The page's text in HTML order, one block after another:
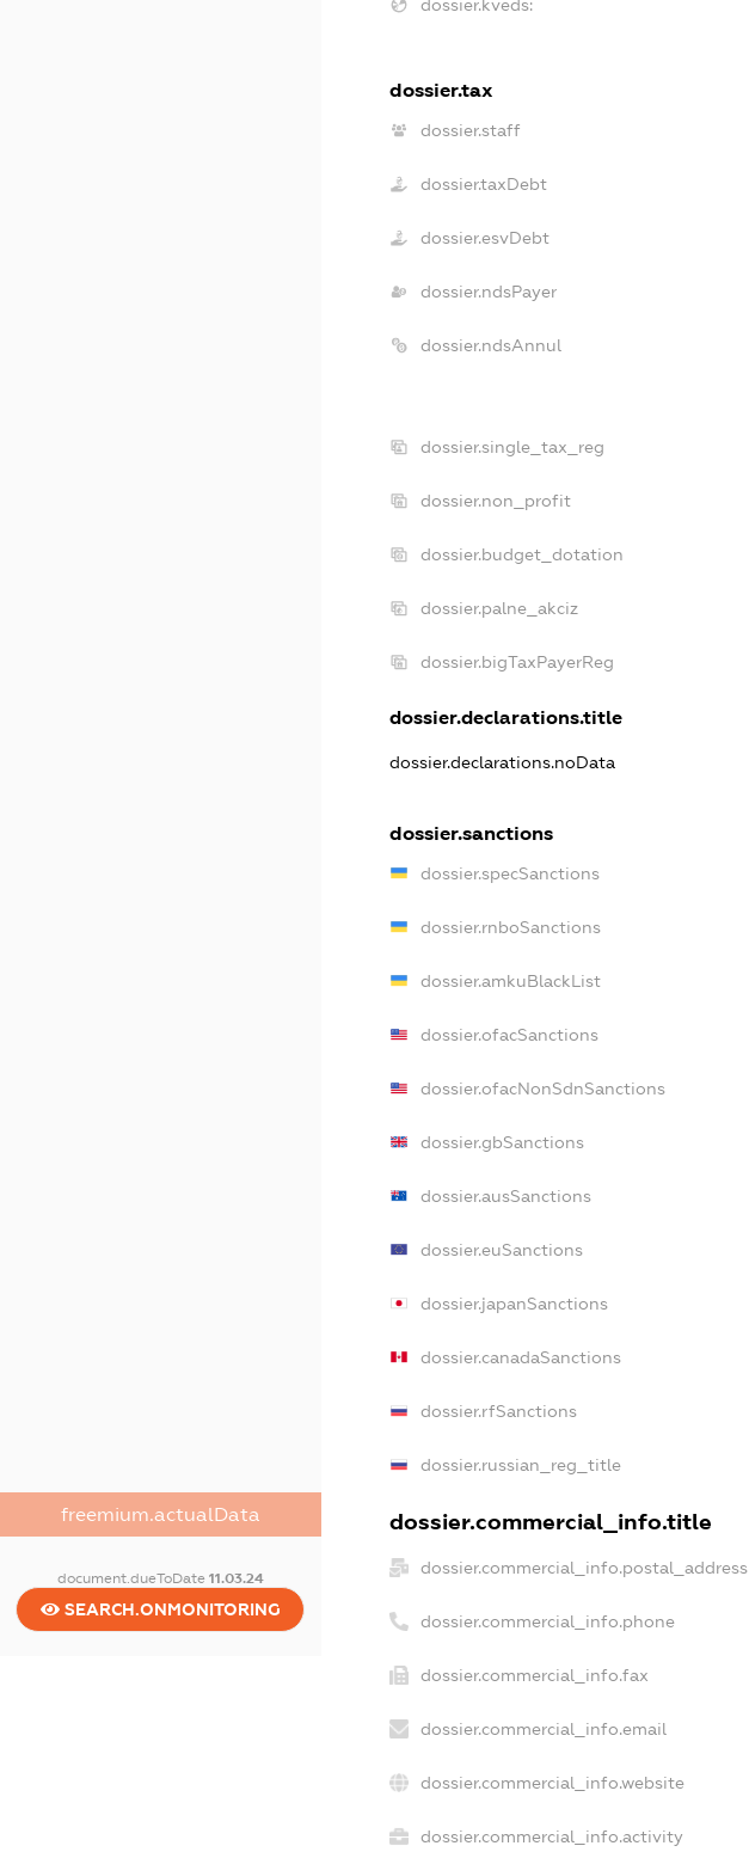
freemium.actualData
document.dueToDate 11.03.24
SEARCH.ONMONITORING
dossier.kveds:
dossier.tax
dossier.staff
dossier.taxDebt
dossier.esvDebt
dossier.ndsPayer
dossier.ndsAnnul
dossier.single_tax_reg
dossier.non_profit
dossier.budget_dotation
dossier.palne_akciz
dossier.bigTaxPayerReg
dossier.declarations.title
dossier.declarations.noData
dossier.sanctions
dossier.specSanctions
dossier.rnboSanctions
dossier.amkuBlackList
dossier.ofacSanctions
dossier.ofacNonSdnSanctions
dossier.gbSanctions
dossier.ausSanctions
dossier.euSanctions
dossier.japanSanctions
dossier.canadaSanctions
dossier.rfSanctions
dossier.russian_reg_title
dossier.commercial_info.title
dossier.commercial_info.postal_address
dossier.commercial_info.phone
dossier.commercial_info.fax
dossier.commercial_info.email
dossier.commercial_info.website
dossier.commercial_info.activity